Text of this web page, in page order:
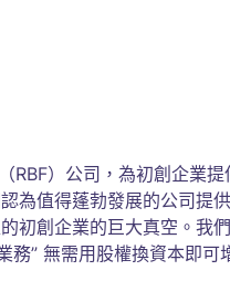
RBF）公司，為初創企業
為值得蓬勃發展的公司提
初創企業的巨大真空。我
務” 無需用股權換資本即可